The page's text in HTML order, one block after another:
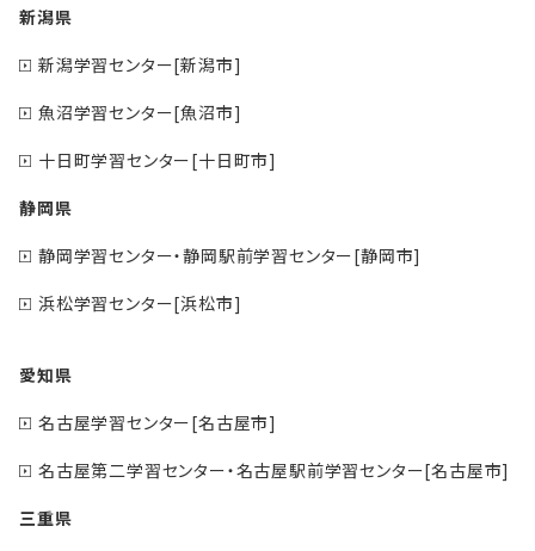
新潟県
新潟学習センター[新潟市]
魚沼学習センター[魚沼市]
十日町学習センター[十日町市]
静岡県
静岡学習センター・静岡駅前学習センター[静岡市]
浜松学習センター[浜松市]
愛知県
名古屋学習センター[名古屋市]
名古屋第二学習センター・名古屋駅前学習センター[名古屋市]
三重県